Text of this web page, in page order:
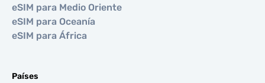
eSIM para Medio Oriente
eSIM para Oceanía
eSIM para África
Países